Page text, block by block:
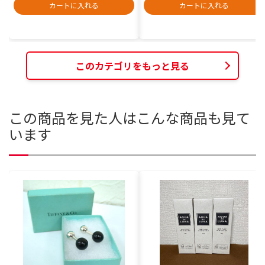
カートに入れる カートに入れる
このカテゴリをもっと見る
この商品を見た人はこんな商品も見て
います